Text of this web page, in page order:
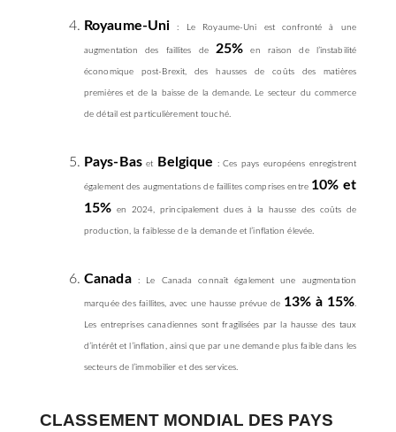
Royaume-Uni : Le Royaume-Uni est confronté à une
augmentation des faillites de 25% en raison de l’instabilité
économique post-Brexit, des hausses de coûts des matières
premières et de la baisse de la demande. Le secteur du commerce
de détail est particulièrement touché.
Pays-Baset Belgique : Ces pays européens enregistrent
également des augmentations de faillites comprises entre 10% et
15% en 2024, principalement dues à la hausse des coûts de
production, la faiblesse de la demande et l’inflation élevée.
Canada: Le Canada connaît également une augmentation
marquée des faillites, avec une hausse prévue de 13% à 15%.
Les entreprises canadiennes sont fragilisées par la hausse des taux
d’intérêt et l’inflation, ainsi que par une demande plus faible dans les
secteurs de l’immobilier et des services.
CLASSEMENT MONDIAL DES PAYS